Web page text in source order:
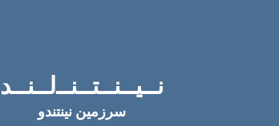
نــیــنــتــنــ‌لــنــد
سرزمین نینتندو